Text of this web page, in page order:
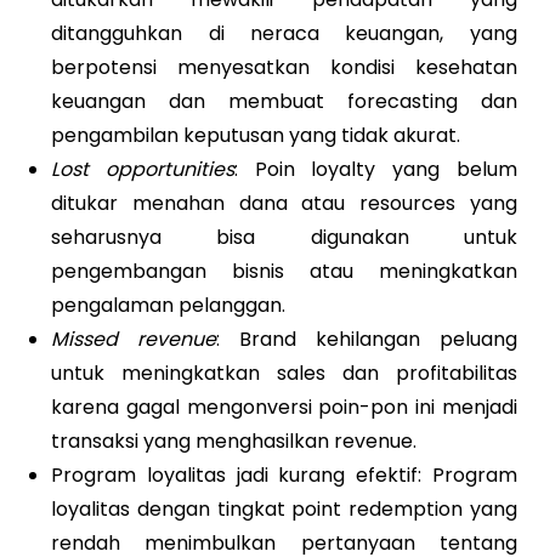
ditangguhkan di neraca keuangan, yang
berpotensi menyesatkan kondisi kesehatan
keuangan dan membuat forecasting dan
pengambilan keputusan yang tidak akurat.
Lost opportunities: Poin loyalty yang belum
ditukar menahan dana atau resources yang
seharusnya bisa digunakan untuk
pengembangan bisnis atau meningkatkan
pengalaman pelanggan.
Missed revenue: Brand kehilangan peluang
untuk meningkatkan sales dan profitabilitas
karena gagal mengonversi poin-pon ini menjadi
transaksi yang menghasilkan revenue.
Program loyalitas jadi kurang efektif: Program
loyalitas dengan tingkat point redemption yang
rendah menimbulkan pertanyaan tentang